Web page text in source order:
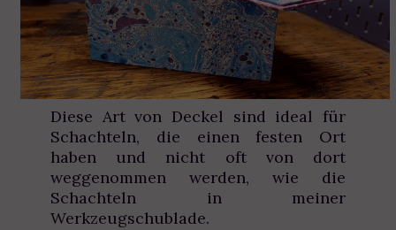
Diese Art von Deckel sind ideal für
Schachteln, die einen festen Ort
haben und nicht oft von dort
weggenommen werden, wie die
Schachteln in meiner
Werkzeugschublade.